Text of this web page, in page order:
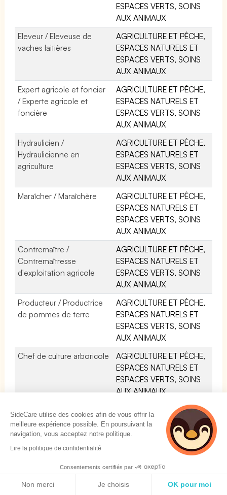
ESPACES VERTS, SOINS
AUX ANIMAUX
Eleveur / Eleveuse de
vaches laitières
AGRICULTURE ET PÊCHE,
ESPACES NATURELS ET
ESPACES VERTS, SOINS
AUX ANIMAUX
Expert agricole et foncier
/ Experte agricole et
foncière
AGRICULTURE ET PÊCHE,
ESPACES NATURELS ET
ESPACES VERTS, SOINS
AUX ANIMAUX
Hydraulicien /
Hydraulicienne en
agriculture
AGRICULTURE ET PÊCHE,
ESPACES NATURELS ET
ESPACES VERTS, SOINS
AUX ANIMAUX
Maraîcher / Maraîchère
AGRICULTURE ET PÊCHE,
ESPACES NATURELS ET
ESPACES VERTS, SOINS
AUX ANIMAUX
Contremaître /
Contremaîtresse
d'exploitation agricole
AGRICULTURE ET PÊCHE,
ESPACES NATURELS ET
ESPACES VERTS, SOINS
AUX ANIMAUX
Producteur / Productrice
de pommes de terre
AGRICULTURE ET PÊCHE,
ESPACES NATURELS ET
ESPACES VERTS, SOINS
AUX ANIMAUX
Chef de culture arboricole
AGRICULTURE ET PÊCHE,
ESPACES NATURELS ET
ESPACES VERTS, SOINS
AUX ANIMAUX
Polycultrice éleveuse
AGRICULTURE ET PÊCHE,
ESPACES NATURELS ET
ESPACES VERTS, SOINS
d'études et de recherche
AGRICULTURE ET PÊCHE,
ESPACES VERTS, SOINS
SideCare utilise des cookies afin de vous offrir la
meilleure expérience possible. En poursuivant la
navigation, vous acceptez notre politique.
Lire la politique de confidentialité
Consentements certifiés par
Non merci Je choisis OK pour moi